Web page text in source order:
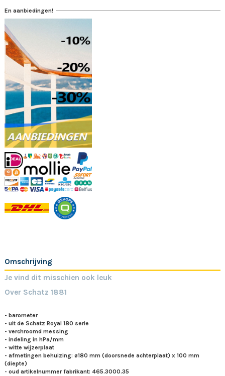
En aanbiedingen!
Omschrijving
Je vind dit misschien ook leuk
Over Schatz 1881
- barometer
- uit de Schatz Royal 180 serie
- verchroomd messing
- indeling in hPa/mm
- witte wijzerplaat
- afmetingen behuizing: ø180 mm (doorsnede achterplaat) x 100 mm
(diepte)
- oud artikelnummer fabrikant: 465.3000.35